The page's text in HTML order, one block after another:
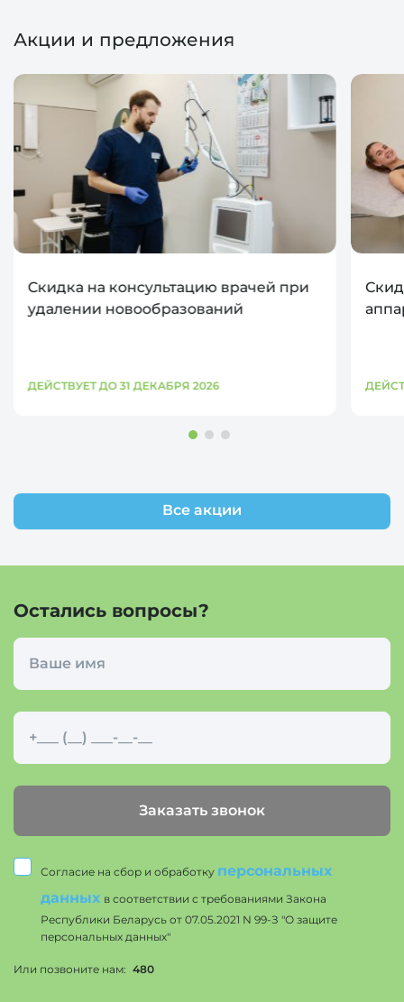
Акции и предложения
Все акции
Скидка на консультацию врачей при
удалении новообразований
ДЕЙСТВУЕТ ДО 31 ДЕКАБРЯ 2026
Остались вопросы?
Заказать звонок
Или позвоните нам: 480
Согласие на сбор и обработку персональных
данных в соответствии с требованиями Закона
Республики Беларусь от 07.05.2021 N 99-З "О защите
персональных данных"